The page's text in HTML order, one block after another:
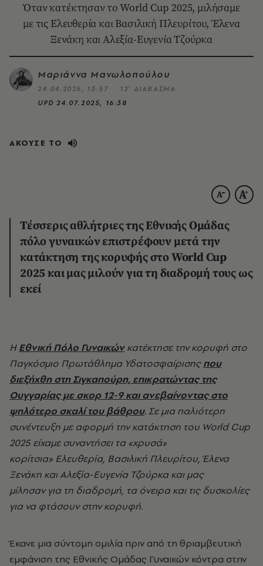
Όταν κατέκτησαν το World Cup 2025, μιλήσαμε
με τις Ελευθερία και Βασιλική Πλευρίτου, Έλενα
Ξενάκη και Αλεξία-Ευγενία Τζούρκα
Μαριάννα Μανωλοπούλου
24.04.2025, 13:57
12’ ΔΙΑΒΑΣΜΑ
UPD24.07.2025, 16:38
ΑΚΟΥΣΕ ΤΟ
Τέσσερις αθλήτριες της Εθνικής Ομάδας
πόλο γυναικών επιστρέφουν μετά την
κατάκτηση της κορυφήςστο World Cup
2025 και μας μιλούν για τη διαδρομή τους ως
εκεί
ΗΕθνική Πόλο Γυναικώνκατέκτησε την κορυφή στο
Παγκόσμιο Πρωτάθλημα Υδατοσφαίρισηςπου
διεξήχθη στη Σιγκαπούρη, επικρατώντας της
Ουγγαρίας με σκορ 12-9 και ανεβαίνοντας στο
ψηλότερο σκαλί του βάθρου. Σε μια παλιότερη
συνέντευξη με αφορμή την κατάκτηση του World Cup
2025 είχαμε συναντήσει τα «χρυσά»
κορίτσια» Ελευθερία, Βασιλική Πλευρίτου, Έλενα
Ξενάκη και Αλεξία-Ευγενία Τζούρκα και μας
μίλησαν για τη διαδρομή, τα όνειρα και τις δυσκολίες
για να φτάσουν στην κορυφή.
Έκανε μια σύντομη ομιλία πριν από τη θριαμβευτική
εμφάνιση της Εθνικής Ομάδας Γυναικών κόντρα στην